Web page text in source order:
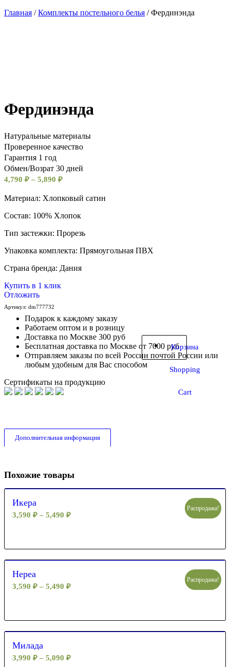
Корзина
Shopping
Cart
Главная /Комплекты постельного белья / Фердинэнда
Фердинэнда
Натуральные материалы
Проверенное качество
Гарантия 1 год
Обмен/Возрат 30 дней
4,790 ₽ – 5,890 ₽
Материал: Хлопковый сатин
Состав: 100% Хлопок
Тип застежки: Прорезь
Упаковка комплекта: Прямоугольная ПВХ
Cтрана бренда: Дания
Купить в 1 клик
Отложить
Артикул: dm777732
Подарок к каждому заказу
Работаем оптом и в розницу
Доставка по Москве 300 руб
Бесплатная доставка по Москве от 7000 руб
Отправляем заказы по всей России почтой России или
любым удобным для Вас способом
Сертификаты на продукцию
Дополнительная информация
Похожие товары
Икера
3,590 ₽ – 5,490 ₽
Распродажа!
Нереа
3,590 ₽ – 5,490 ₽
Распродажа!
Милада
3,990 ₽ – 5,090 ₽